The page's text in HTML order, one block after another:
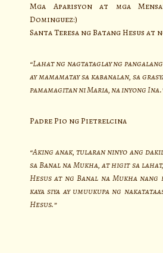
Mga Aparisyon at mga
Dominguez:)
Santa Teresa ng Batang Hesus at
“Lahat ng nagtataglay ng pangalang
ay mamamatay sa kabanalan, sa
pamamagitan ni Maria, na inyong
Padre Pio ng Pietrelcina
“Aking anak, tularan ninyo ang
sa Banal na Mukha, at higit sa
Hesus at ng Banal na Mukha
kaya siya ay umuukupa ng
Hesus.”